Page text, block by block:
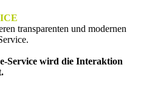
transparenten und modernen
Service wird die Interaktion